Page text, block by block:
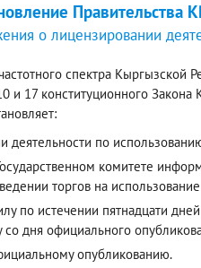
о лицензировании
спектра Кыргызской
и 17 конституционного
по
комитете
торгов на
по истечении пятнадцати
со дня официального
опубликованию.